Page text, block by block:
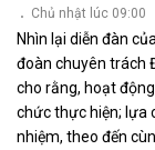
Chủ nhật lúc 09:00
Nhìn lại diễn đàn
đoàn chuyên trách
cho rằng, hoạt
chức thực hiện; lựa
nhiệm, theo đến